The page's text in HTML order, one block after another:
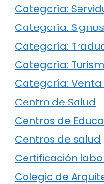
Categoría:
Categoría:
Categoría:
Categoría:
Categoría:
Centro de Salud
Centros de
Centros de salud
Certificación
Colegio de